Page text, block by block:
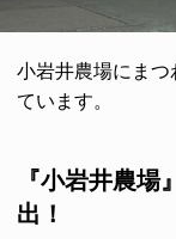
小岩井農場にまつ
ています。
『小岩井農
出！